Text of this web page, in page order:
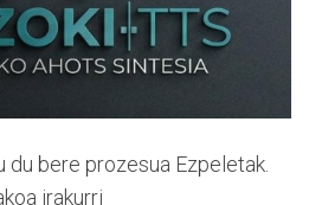
du bere prozesua Ezpeletak.
irakurri